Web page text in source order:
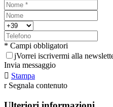
* Campi obbligatori
jVorrei iscrivermi alla
Invia messaggio
 Stampa
r Segnala contenuto